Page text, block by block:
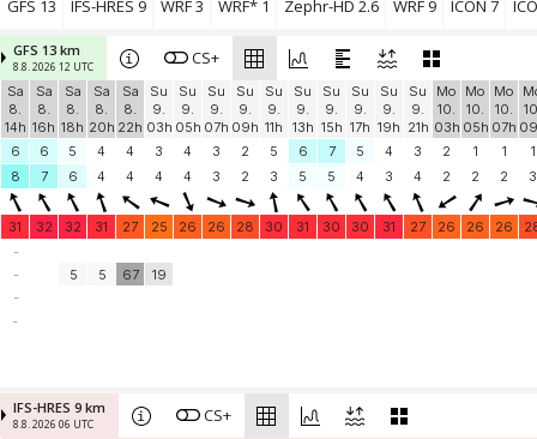
GFS 13 IFS-HRES 9 WRF 3 WRF* 1 Zephr-HD 2.6 WRF 9 ICON 7
GFS 13 km
8.8. 2026 12 UTC CS+
Sa
8.
14h
Sa
8.
16h
Sa
8.
18h
Sa
8.
20h
Sa
8.
22h
Su
9.
03h
Su
9.
05h
Su
9.
07h
Su
9.
09h
Su
9.
11h
Su
9.
13h
Su
9.
15h
Su
9.
17h
Su
9.
19h
Su
9.
21h
Mo
10.
03h
Mo
10.
05h
Mo
10.
07h
6
6 5 4 4 3 4 3 2 5 6 7 5 4 3 2 1 1
1
8
7 6 4 4 4 4 3 2 3 5 5 4 3 4 2 2 2 3
31 32 32 31 27 25 26 26 28 30 31 30 30 31 27 26 26 26
-
-
-
5 5 67 19
-
IFS-HRES 9 km
8.8. 2026 06 UTC CS+